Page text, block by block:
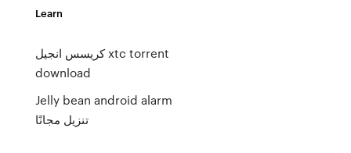
Learn
كريسس انجيل xtc torrent
download
Jelly bean android alarm
تنزيل مجانًا